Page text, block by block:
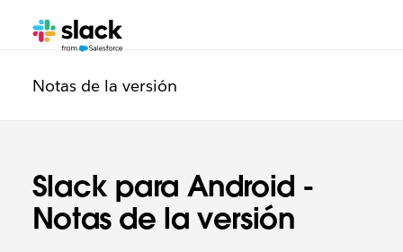
Slack para Android -
Notas de la versión
Notas de la versiónadicionales